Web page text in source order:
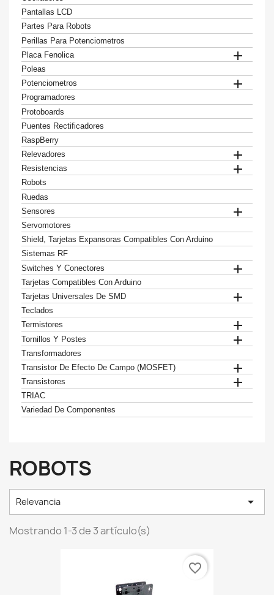
Pantallas LCD
Partes Para Robots
Perillas Para Potenciometros
Placa Fenolica

Poleas
Potenciometros

Programadores
Protoboards
Puentes Rectificadores
RaspBerry
Relevadores

Resistencias 
Robots
Ruedas
Sensores

Servomotores
Shield, Tarjetas Expansoras Compatibles Con Arduino
Sistemas RF
Switches Y Conectores

Tarjetas Compatibles Con Arduino
Tarjetas Universales De SMD

Teclados
Termistores

Tornillos Y Postes 
Transformadores
Transistor De Efecto De Campo (MOSFET)

Transistores 
TRIAC
Variedad De Componentes
ROBOTS
Relevancia 
Mostrando 1-3 de 3 artículo(s)
favorite_border